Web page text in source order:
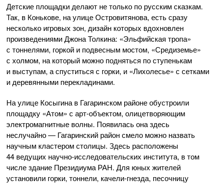
Детские площадки делают не только по русским сказкам.
Так, в Конькове, на улице Островитянова, есть сразу
несколько игровых зон, дизайн которых вдохновлен
произведениями Джона Толкина: «Эльфийская тропа»
с тоннелями, горкой и подвесным мостом, «Средиземье»
с холмом, на который можно подняться по ступенькам
и выступам, а спуститься с горки, и «Лихолесье» с сетками
и деревянными перекладинами.
На улице Косыгина в Гагаринском районе обустроили
площадку «Атом» с арт-объектом, олицетворяющим
электромагнитные волны. Появилась она здесь
неслучайно — Гагаринский район смело можно назвать
научным кластером столицы. Здесь расположены
44 ведущих научно-исследовательских института, в том
числе здание Президиума РАН. Для юных жителей
установили горки, тоннели, качели-гнезда, песочницу